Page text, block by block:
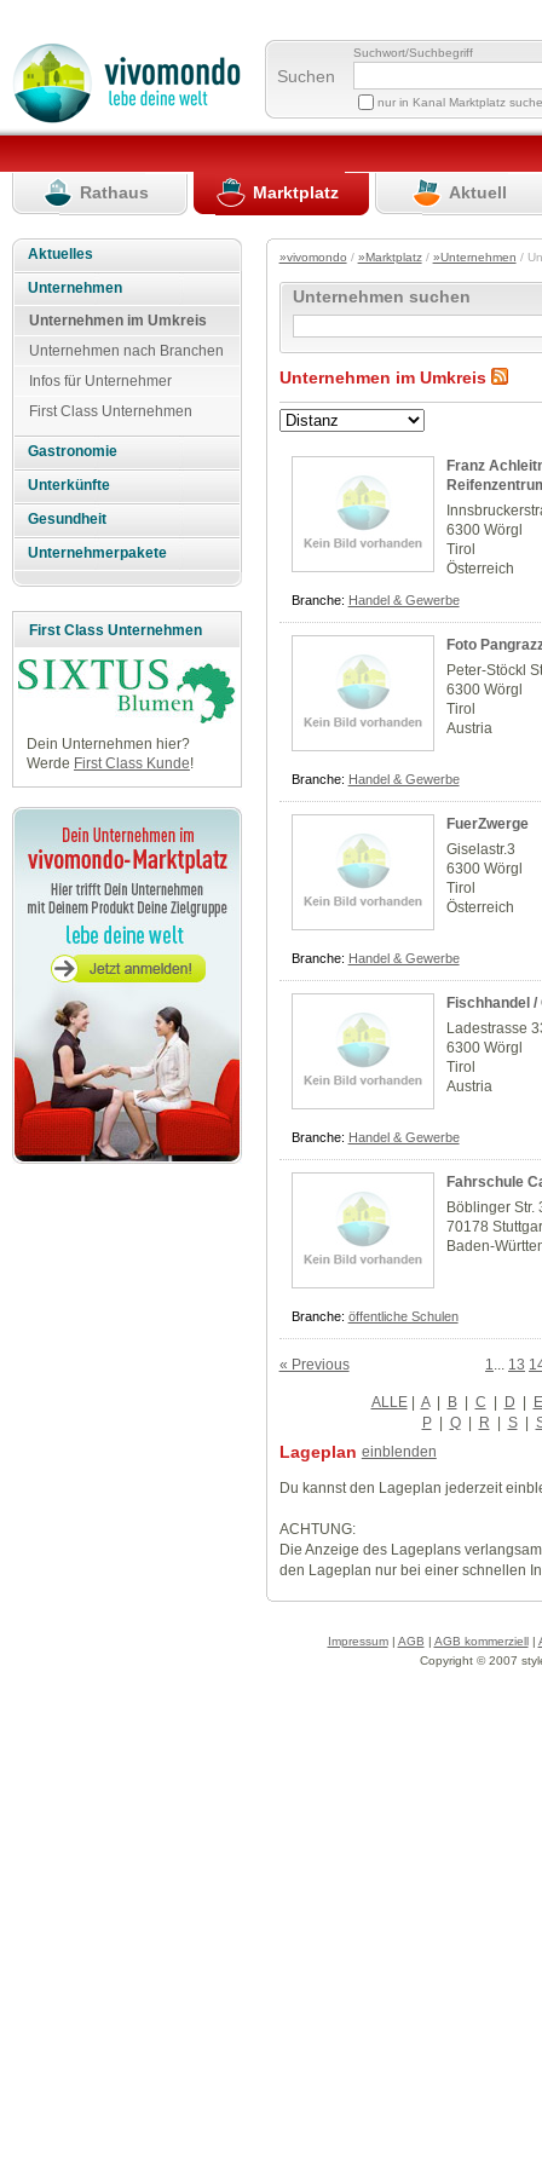
Suchen
Suchwort/Suchbegriff
nur in Kanal Marktplatz
Rathaus Marktplatz Aktuell
Aktuelles
Unternehmen
Unternehmen im Umkreis
Unternehmen nach Branchen
Infos für Unternehmer
First Class Unternehmen
Gastronomie
Unterkünfte
Gesundheit
Unternehmerpakete
First Class Unternehmen
Dein Unternehmen hier?
Werde First Class Kunde!
»vivomondo / »Marktplatz/ »Unternehmen /
Unternehmen suchen
Unternehmen im Umkreis
Franz
6300 Wörgl
Tirol
Österreich
Branche: Handel & Gewerbe
Foto
Peter-Stöckl
6300 Wörgl
Tirol
Austria
Branche: Handel & Gewerbe
FuerZwerge
Giselastr.3
6300 Wörgl
Tirol
Österreich
Branche: Handel & Gewerbe
Fischhandel
Ladestrasse
6300 Wörgl
Tirol
Austria
Branche: Handel & Gewerbe
Fahrschule
Böblinger Str.
70178
Baden-
Branche: öffentliche Schulen
« Previous 1 13
ALLE| A | B | C | D | E
P | Q | R | S |
Lageplan einblenden
Du kannst den Lageplan jederzeit
ACHTUNG:
Die Anzeige des Lageplans
den Lageplan nur bei einer schnellen
Impressum| AGB | AGB kommerziell|
Copyright © 2007